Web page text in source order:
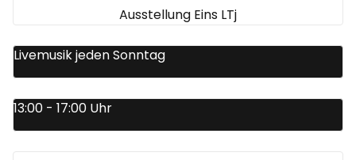
Ausstellung Eins LTj
Livemusik jeden Sonntag
13:00 - 17:00 Uhr